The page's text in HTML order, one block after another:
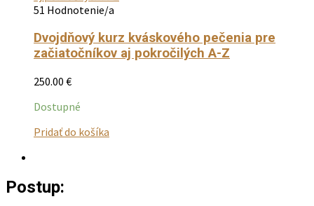
51 Hodnotenie/a
Dvojdňový kurz kváskového pečenia pre
začiatočníkov aj pokročilých A-Z
250.00 €
Dostupné
Pridať do košíka
Postup: